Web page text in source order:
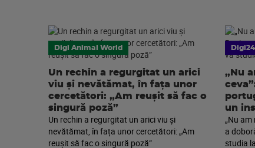
Digi Animal World
Un rechin a regurgitat un arici
viu și nevătămat, în fața unor
cercetători: „Am reușit să fac o
singură poză”
Un rechin a regurgitat un arici viu și
nevătămat, în fața unor cercetători: „Am
reușit să fac o singură poză”
Digi24
„Nu
un
„Nu
a
studia